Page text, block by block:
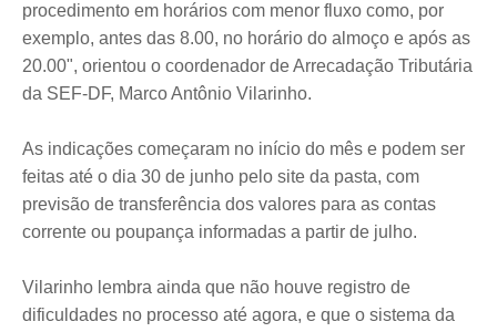
procedimento em horários com menor fluxo como, por
exemplo, antes das 8.00, no horário do almoço e após as
20.00", orientou o coordenador de Arrecadação Tributária
da SEF-DF, Marco Antônio Vilarinho.
As indicações começaram no início do mês e podem ser
feitas até o dia 30 de junho pelo site da pasta, com
previsão de transferência dos valores para as contas
corrente ou poupança informadas a partir de julho.
Vilarinho lembra ainda que não houve registro de
dificuldades no processo até agora, e que o sistema da